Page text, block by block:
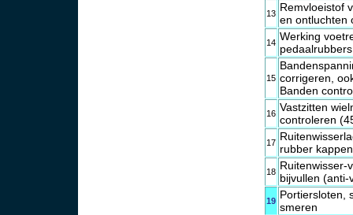
13 Remvloeistof
en ontluchten
14 Werking
15 corrigeren,
Banden
16 Vastzitten
controleren
17 rubber
18 Ruitenwisser-
bijvullen (anti-
19 Portiersloten,
smeren